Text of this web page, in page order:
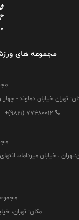
مجموعه های
تهران خیابان دماوند -
+(9821) 77480012
، خیابان میرداماد،
مکان: تهران،